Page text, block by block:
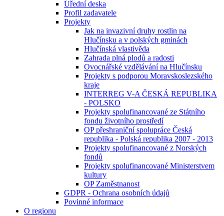
Úřední deska
Profil zadavatele
Projekty
Jak na invazivní druhy rostlin na
Hlučínsku a v polských gminách
Hlučínská vlastivěda
Zahrada plná plodů a radosti
Ovocnářské vzdělávání na Hlučínsku
Projekty s podporou Moravskoslezského
kraje
INTERREG V-A ČESKÁ REPUBLIKA
- POLSKO
Projekty spolufinancované ze Státního
fondu životního prostředí
OP přeshraniční spolupráce Česká
republika - Polská republika 2007 - 2013
Projekty spolufinancované z Norských
fondů
Projekty spolufinancované Ministerstvem
kultury
OP Zaměstnanost
GDPR - Ochrana osobních údajů
Povinné informace
O regionu